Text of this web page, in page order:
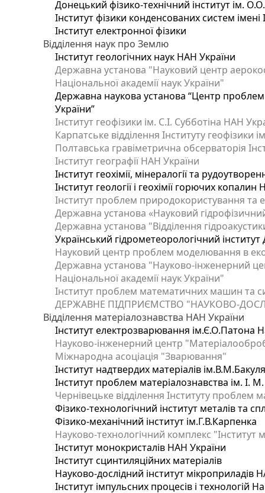
Донецький фізико-технічний інститут ім.
Інститут фізики конденсованих систем
Інститут електронної фізики
Відділення наук про Землю
Інститут геологічних наук НАН України
Державна установа "Науковий центр
Національної академії наук України"
Державна наукова установа “Центр проблем
України”
Інститут геофізики ім. С.І. Субботіна НАН
Карпатське відділення Інституту геофізики
Полтавська гравіметрична обсерваторія
Інститут географії НАН України
Інститут геохімії, мінералогії та
Інститут геології і геохімії горючих
Інститут проблем природокористування та
Державна установа «Науковий
Державна установа "Відділення
Український гідрометеорологічний
Науковий центр проблем моделювання в
Державна установа "Науково-інженерний
Національної академії наук України"
Інститут проблем математичних машин та
ДЕРЖАВНЕ ПІДПРИЄМСТВО "НАУКОВО-
Відділення матеріалознавства НАН України
Інститут електрозварювання ім.Є.О.Патона
Науково-інженерний центр
Міжнародна асоціація "Зварювання"
Інститут надтвердих матеріалів
Інститут проблем матеріалознавства ім. І.
Чернівецьке відділення Інституту проблем
Фізико-технологічний інститут металів та
Фізико-механічний інститут ім.Г.В.Карпенка
Науково-технологічний комплекс "Інститут
Інститут монокристалів НАН України
Інститут сцинтиляційних матеріалів
Науково-дослідний інститут мікроприладів
Інститут імпульсних процесів і технологій